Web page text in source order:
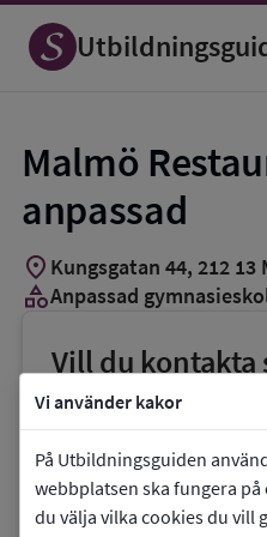
Vi använder kakor
På Utbildningsguiden
webbplatsen ska fungera
du välja vilka cookies du vill
Malmö
anpassad
location_on Kungsgatan 44, 212 13
categoryAnpassad
Vill du kontakta
phoneTelefon:040-343191
link Webbplats:Malmö
anpassad